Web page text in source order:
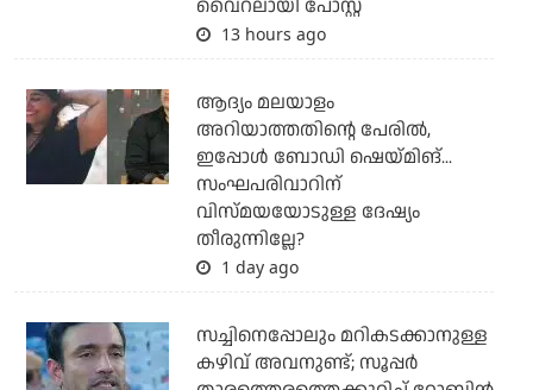
വൈറലായി പോസ്റ്റ്
13 hours ago
ആദ്യം മലയാളം
അറിയാത്തതിന്റെ പേരില്‍,
ഇപ്പോള്‍ ബോഡി ഷെയ്മിങ്...
സംഘപരിവാറിന്
വിസ്മയയോടുള്ള ദേഷ്യം
തീരുന്നില്ലേ?
1 day ago
സച്ചിനെപ്പോലും മറികടക്കാനുള്ള
കഴിവ് അവനുണ്ട്; സൂപ്പര്‍